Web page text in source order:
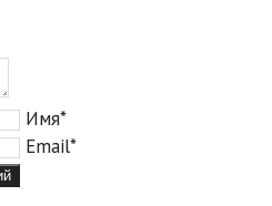
Имя*
Email*